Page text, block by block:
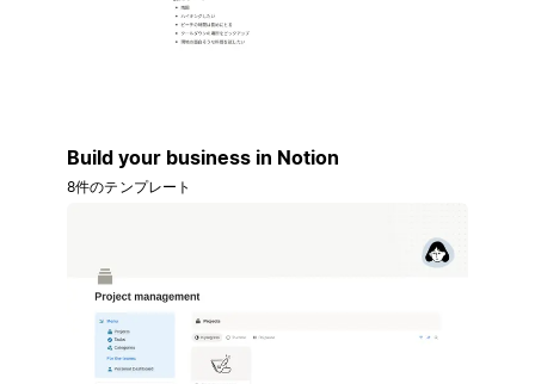
Build your business in Notion
8件のテンプレート